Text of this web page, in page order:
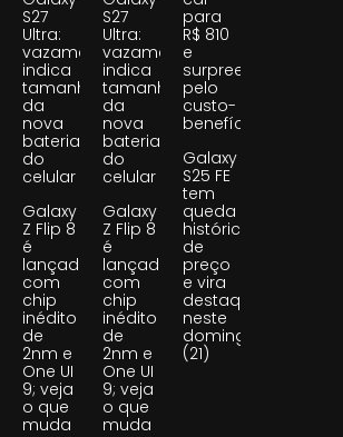
S27
Ultra:
vazamento
indica
tamanho
da
nova
bateria
do
celular
Galaxy
Z Flip 8
é
lançado
com
chip
inédito
de
2nm e
One UI
9; veja
o que
muda
S27
Ultra:
vazamento
indica
tamanho
da
nova
bateria
do
celular
Galaxy
Z Flip 8
é
lançado
com
chip
inédito
de
2nm e
One UI
9; veja
o que
muda
para
R$ 810
e
surpreende
pelo
custo-
benefício
Galaxy
S25 FE
tem
queda
histórica
de
preço
e vira
destaque
neste
domingo
(21)